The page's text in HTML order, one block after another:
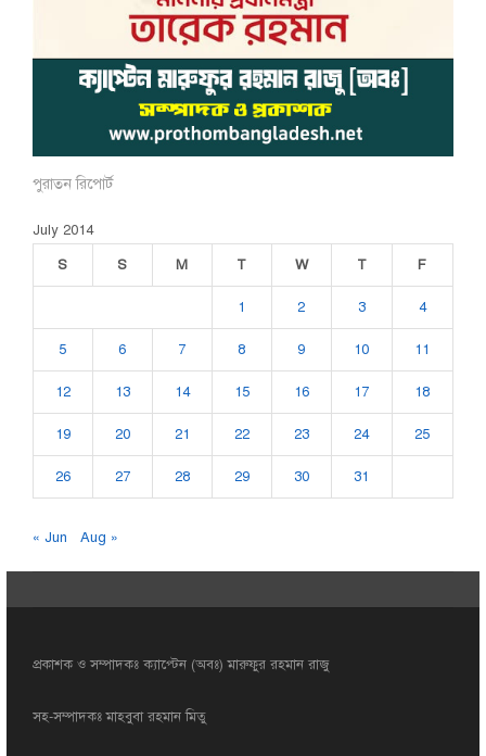
পুরাতন রিপোর্ট
July 2014
S
S M T W T F
1 2 3 4
5 6 7 8 9 10 11
12 13 14 15 16 17 18
19 20 21 22 23 24 25
26 27 28 29 30 31
« Jun Aug »
প্রকাশক ও সম্পাদকঃ ক্যাপ্টেন (অবঃ) মারুফুর রহমান রাজু
সহ-সম্পাদকঃ মাহবুবা রহমান মিতু